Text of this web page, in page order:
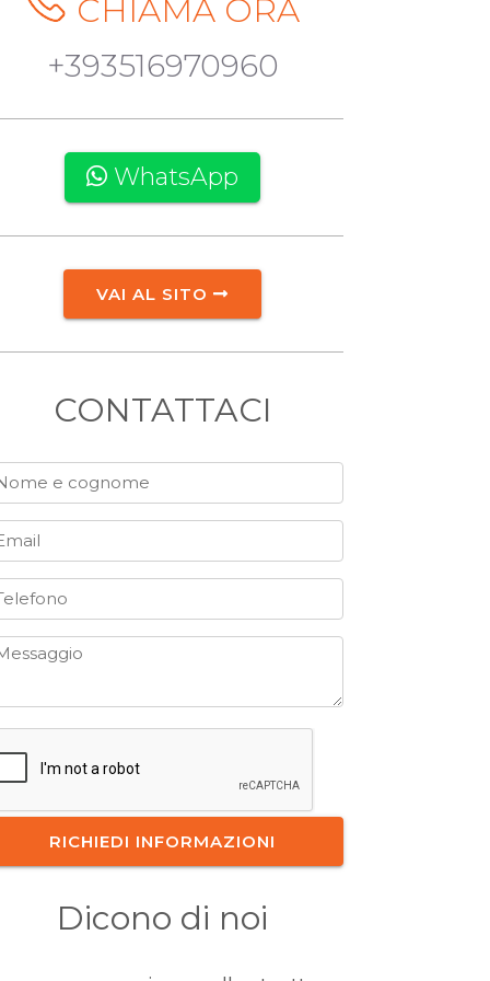
CHIAMA ORA
+393516970960
WhatsApp
VAI AL SITO
CONTATTACI
Dicono di noi